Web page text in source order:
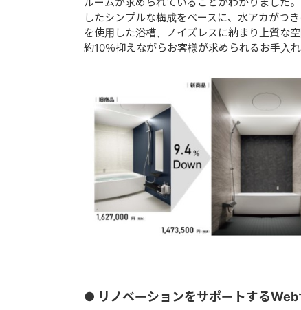
したシンプルな構成をベースに、水アカがつ
を使用した浴槽、ノイズレスに納まり上質な
約10％抑えながらお客様が求められるお手入
● リノベーションをサポートする